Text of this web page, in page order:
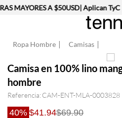
MAYORES A $50USD| Aplican TyC
Ropa Hombre Camisas
Camisa en 100% lino
hombre
Referencia: CAM-ENT-MLA-0003828
40% $41.94$69.90